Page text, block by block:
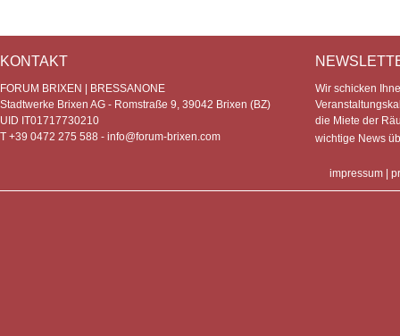
KONTAKT
FORUM BRIXEN | BRESSANONE
Stadtwerke Brixen AG - Romstraße 9, 39042 Brixen (BZ)
UID IT01717730210
T +39 0472 275 588 - info@forum-brixen.com
Wir schicken
die Miete der
wichtige News
impressum